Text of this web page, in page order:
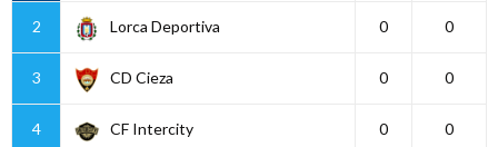
2 Lorca Deportiva 0 0
3 CD Cieza 0 0
4 CF Intercity 0 0